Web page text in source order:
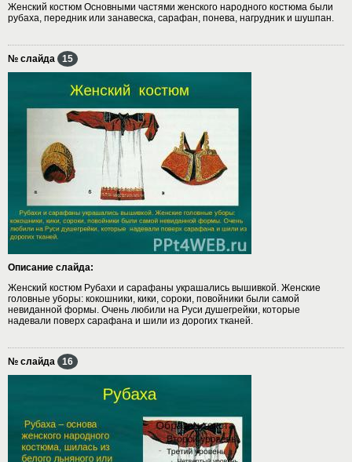
Женский костюм Основными частями женского народного костюма были
рубаха, передник или занавеска, сарафан, понева, нагрудник и шушпан.
№ слайда 15
Описание слайда:
Женский костюм Рубахи и сарафаны украшались вышивкой. Женские
головные уборы: кокошники, кики, сороки, повойники были самой
невиданной формы. Очень любили на Руси душегрейки, которые
надевали поверх сарафана и шили из дорогих тканей.
№ слайда 16